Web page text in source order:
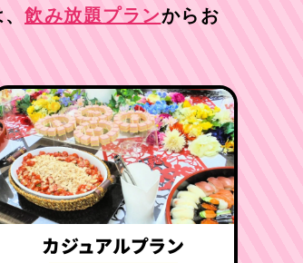
飲み放題プランからお
カジュアルプラン